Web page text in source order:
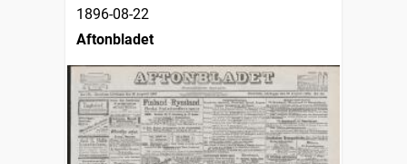
1896-08-22
Aftonbladet